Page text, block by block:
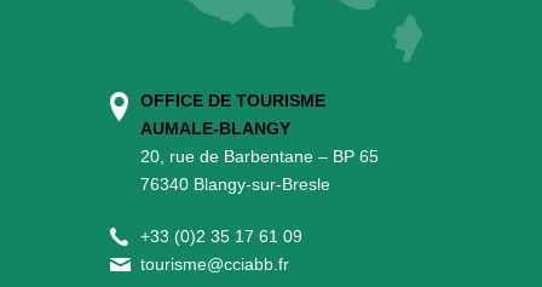
OFFICE DE TOURISME
AUMALE-BLANGY
20, rue de Barbentane – BP 65
76340 Blangy-sur-Bresle
+33 (0)2 35 17 61 09
tourisme@cciabb.fr